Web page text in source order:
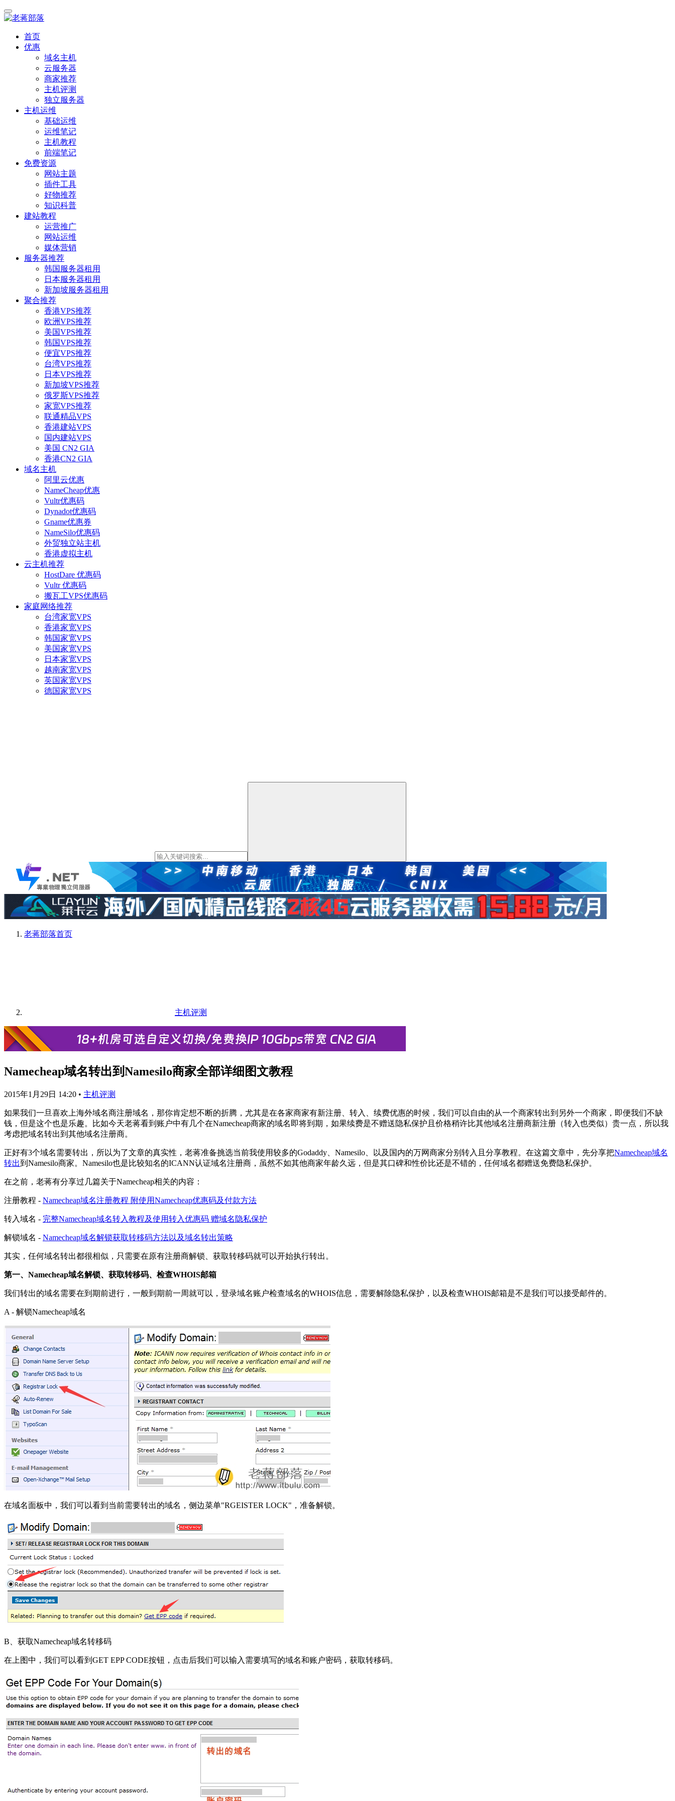
首页
优惠
域名主机
云服务器
商家推荐
主机评测
独立服务器
主机运维
基础运维
运维笔记
主机教程
前端笔记
免费资源
网站主题
插件工具
好物推荐
知识科普
建站教程
运营推广
网站运维
媒体营销
服务器推荐
韩国服务器租用
日本服务器租用
新加坡服务器租用
聚合推荐
香港VPS推荐
欧洲VPS推荐
美国VPS推荐
韩国VPS推荐
便宜VPS推荐
台湾VPS推荐
日本VPS推荐
新加坡VPS推荐
俄罗斯VPS推荐
家宽VPS推荐
联通精品VPS
香港建站VPS
国内建站VPS
美国 CN2 GIA
香港CN2 GIA
域名主机
阿里云优惠
NameCheap优惠
Vultr优惠码
Dynadot优惠码
Gname优惠券
NameSilo优惠码
外贸独立站主机
香港虚拟主机
云主机推荐
HostDare 优惠码
Vultr 优惠码
搬瓦工VPS优惠码
家庭网络推荐
台湾家宽VPS
香港家宽VPS
韩国家宽VPS
美国家宽VPS
日本家宽VPS
越南家宽VPS
英国家宽VPS
德国家宽VPS
老蒋部落首页
主机评测
Namecheap域名转出到Namesilo商家全部详细图文教程
2015年1月29日 14:20 • 主机评测
如果我们一旦喜欢上海外域名商注册域名，那你肯定想不断的折腾，尤其是在各家商家有新注册、转入、续费优惠的时候，我们可以自由的从一个商家转出到另外一个商家，即便我们不缺
钱，但是这个也是乐趣。比如今天老蒋看到账户中有几个在Namecheap商家的域名即将到期，如果续费是不赠送隐私保护且价格稍许比其他域名注册商新注册（转入也类似）贵一点，所以我
考虑把域名转出到其他域名注册商。
正好有3个域名需要转出，所以为了文章的真实性，老蒋准备挑选当前我使用较多的Godaddy、Namesilo、以及国内的万网商家分别转入且分享教程。在这篇文章中，先分享把Namecheap域名
转出到Namesilo商家。Namesilo也是比较知名的ICANN认证域名注册商，虽然不如其他商家年龄久远，但是其口碑和性价比还是不错的，任何域名都赠送免费隐私保护。
在之前，老蒋有分享过几篇关于Namecheap相关的内容：
注册教程 - Namecheap域名注册教程 附使用Namecheap优惠码及付款方法
转入域名 - 完整Namecheap域名转入教程及使用转入优惠码 赠域名隐私保护
解锁域名 - Namecheap域名解锁获取转移码方法以及域名转出策略
其实，任何域名转出都很相似，只需要在原有注册商解锁、获取转移码就可以开始执行转出。
第一、Namecheap域名解锁、获取转移码、检查WHOIS邮箱
我们转出的域名需要在到期前进行，一般到期前一周就可以，登录域名账户检查域名的WHOIS信息，需要解除隐私保护，以及检查WHOIS邮箱是不是我们可以接受邮件的。
A - 解锁Namecheap域名
在域名面板中，我们可以看到当前需要转出的域名，侧边菜单"RGEISTER LOCK"，准备解锁。
B、获取Namecheap域名转移码
在上图中，我们可以看到GET EPP CODE按钮，点击后我们可以输入需要填写的域名和账户密码，获取转移码。